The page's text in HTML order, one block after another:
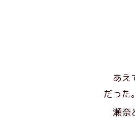
あえ
だった
瀬奈